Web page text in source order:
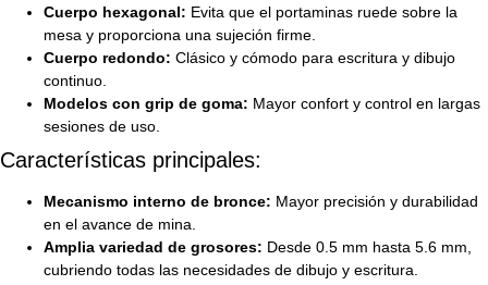
Cuerpo hexagonal: Evita que el portaminas ruede sobre la
mesa y proporciona una sujeción firme.
Cuerpo redondo: Clásico y cómodo para escritura y dibujo
continuo.
Modelos con grip de goma: Mayor confort y control en largas
sesiones de uso.
Características principales:
Mecanismo interno de bronce: Mayor precisión y durabilidad
en el avance de mina.
Amplia variedad de grosores: Desde 0.5 mm hasta 5.6 mm,
cubriendo todas las necesidades de dibujo y escritura.